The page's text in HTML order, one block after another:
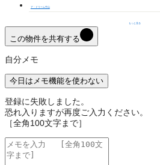
ア・ドリーム牛山
もっと見る
この物件を共有する
自分メモ
今日はメモ機能を使わない
登録に失敗しました。
恐れ入りますが再度ご入力ください。
［全角100文字まで］